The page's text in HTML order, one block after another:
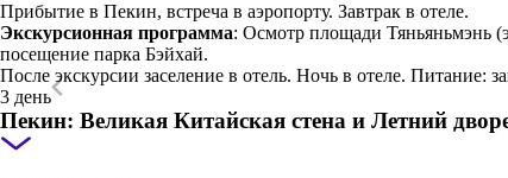
Прибытие в Пекин, встреча в аэропорту. Завтрак в отеле.
Экскурсионная программа: Осмотр площади Тяньяньмэнь
посещение парка Бэйхай.
После экскурсии заселение в отель. Ночь в отеле. Питание:
3 день
Пекин: Великая Китайская стена и Летний